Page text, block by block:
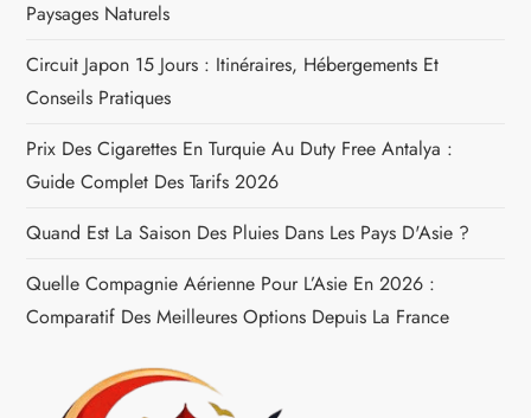
a
r
t
i
c
l
e
Paysages Naturels
Circuit Japon 15 Jours : Itinéraires, Hébergements Et
Conseils Pratiques
Prix Des Cigarettes En Turquie Au Duty Free Antalya :
Guide Complet Des Tarifs 2026
Quand Est La Saison Des Pluies Dans Les Pays D'Asie ?
Quelle Compagnie Aérienne Pour L’Asie En 2026 :
Comparatif Des Meilleures Options Depuis La France